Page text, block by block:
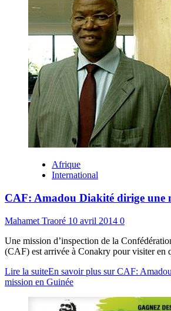
Afrique
International
CAF: Amadou Diakité dirige une
Mahamet Traoré 10 avril 2014 0
Une mission d’inspection de la
(CAF) est arrivée à Conakry pour visiter en
Lire la suiteEn savoir plus sur CAF:
mission en Guinée